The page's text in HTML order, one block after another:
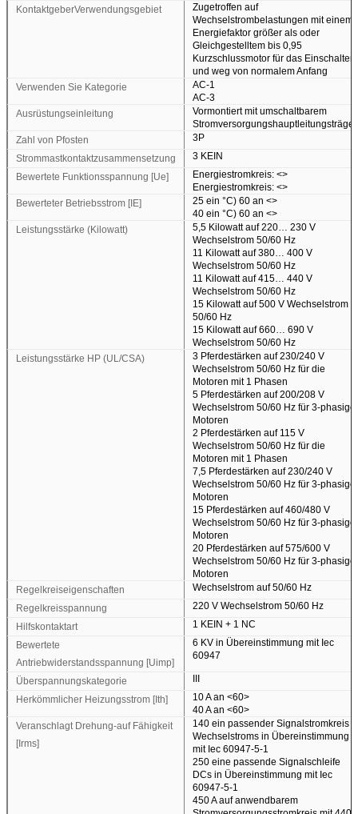
KontaktgeberVerwendungsgebiet
Zugetroffen auf
Wechselstrombelastungen mit einem
Energiefaktor größer als oder
Gleichgestelltem bis 0,95
Kurzschlussmotor für das Einschalten
und weg von normalem Anfang
Verwenden Sie Kategorie
AC-1
AC-3
Ausrüstungseinleitung
Vormontiert mit umschaltbarem
Stromversorgungshauptleitungsträger
Zahl von Pfosten
3P
Strommastkontaktzusammensetzung
3 KEIN
Bewertete Funktionsspannung [Ue]
Energiestromkreis: <>
Energiestromkreis: <>
Bewerteter Betriebsstrom [IE]
25 ein °C) 60 an <>
40 ein °C) 60 an <>
Leistungsstärke (Kilowatt)
5,5 Kilowatt auf 220… 230 V
Wechselstrom 50/60 Hz
11 Kilowatt auf 380… 400 V
Wechselstrom 50/60 Hz
11 Kilowatt auf 415… 440 V
Wechselstrom 50/60 Hz
15 Kilowatt auf 500 V Wechselstrom
50/60 Hz
15 Kilowatt auf 660… 690 V
Wechselstrom 50/60 Hz
Leistungsstärke HP (UL/CSA)
3 Pferdestärken auf 230/240 V
Wechselstrom 50/60 Hz für die
Motoren mit 1 Phasen
5 Pferdestärken auf 200/208 V
Wechselstrom 50/60 Hz für 3-phasige
Motoren
2 Pferdestärken auf 115 V
Wechselstrom 50/60 Hz für die
Motoren mit 1 Phasen
7,5 Pferdestärken auf 230/240 V
Wechselstrom 50/60 Hz für 3-phasige
Motoren
15 Pferdestärken auf 460/480 V
Wechselstrom 50/60 Hz für 3-phasige
Motoren
20 Pferdestärken auf 575/600 V
Wechselstrom 50/60 Hz für 3-phasige
Motoren
Regelkreiseigenschaften
Wechselstrom auf 50/60 Hz
Regelkreisspannung
220 V Wechselstrom 50/60 Hz
Hilfskontaktart
1 KEIN + 1 NC
Bewertete
Antriebwiderstandsspannung [Uimp]
6 KV in Übereinstimmung mit Iec
60947
Überspannungskategorie
III
Herkömmlicher Heizungsstrom [Ith]
10 A an <60>
40 A an <60>
Veranschlagt Drehung-auf Fähigkeit
[Irms]
140 ein passender Signalstromkreis
Wechselstroms in Übereinstimmung
mit Iec 60947-5-1
250 eine passende Signalschleife
DCs in Übereinstimmung mit Iec
60947-5-1
450 A auf anwendbarem